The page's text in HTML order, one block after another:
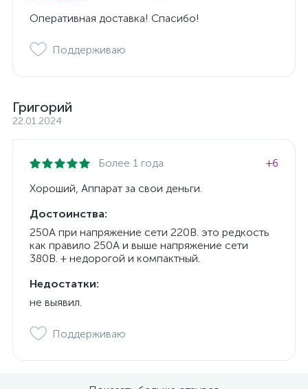
Оперативная доставка! Спасибо!
Поддерживаю
Григорий
22.01.2024
Более 1 года
+6
Хороший, Аппарат за свои деньги.
Достоинства:
250А при напряжение сети 220В. это редкость
как правило 250А и выше напряжение сети
380В. + недорогой и компактный.
Недостатки:
не выявил.
Поддерживаю